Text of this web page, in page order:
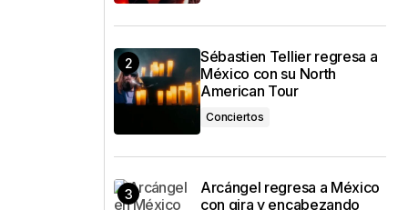
Sébastien Tellier regresa a
México con su North
American Tour
Conciertos
Arcángel regresa a México
con gira y encabezando